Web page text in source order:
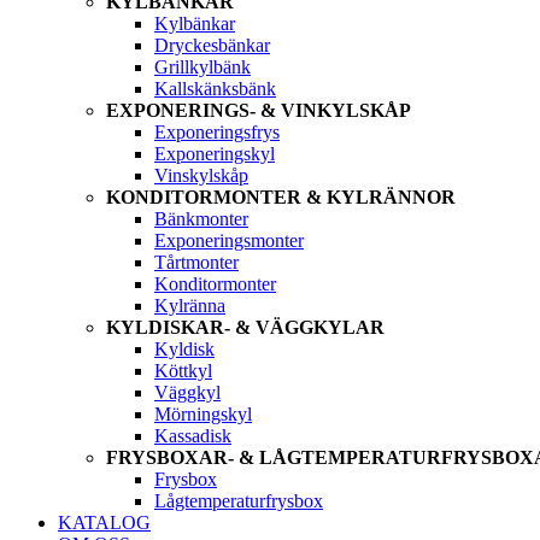
Kylbänkar
Dryckesbänkar
Grillkylbänk
Kallskänksbänk
EXPONERINGS- & VINKYLSKÅP
Exponeringsfrys
Exponeringskyl
Vinskylskåp
KONDITORMONTER & KYLRÄNNOR
Bänkmonter
Exponeringsmonter
Tårtmonter
Konditormonter
Kylränna
KYLDISKAR- & VÄGGKYLAR
Kyldisk
Köttkyl
Väggkyl
Mörningskyl
Kassadisk
FRYSBOXAR- &
Frysbox
Lågtemperaturfrysbox
KATALOG